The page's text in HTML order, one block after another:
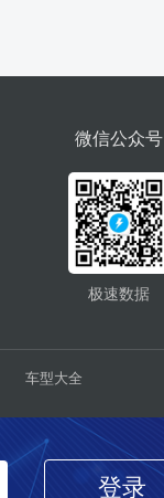
登录
微信公众号
极速数据
车型大全